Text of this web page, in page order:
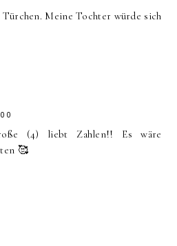
Meine Tochter würde sich
(4) liebt Zahlen!! Es wäre
🥰